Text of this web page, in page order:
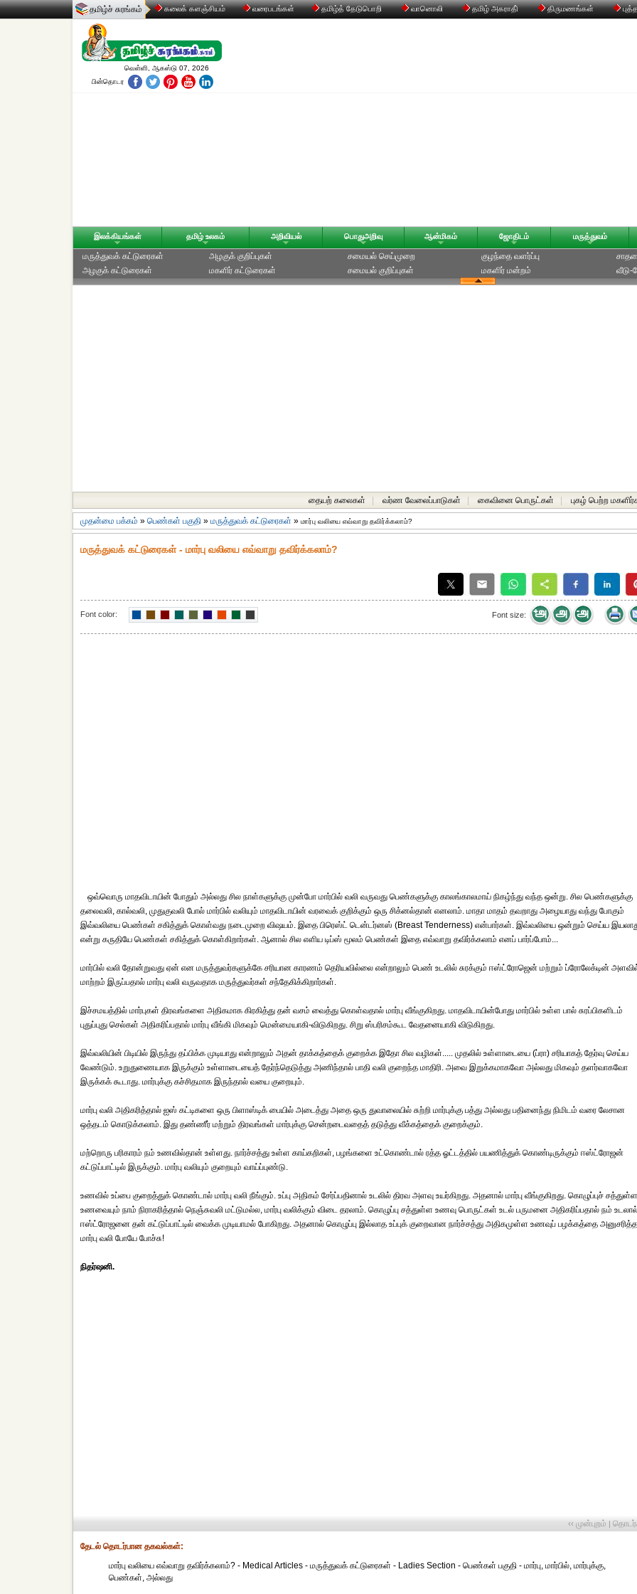
தமிழ்ச் சுரங்கம் கலைக் களஞ்சியம் வரைபடங்கள் தமிழ்த் தேடுபொறி வானொலி தமிழ் அகராதி் திருமணங்கள்
வெள்ளி, ஆகஸ்டு 07, 2026
பின்தொடர
இலக்கியங்கள் தமிழ் உலகம் அறிவியல் பொதுஅறிவு ஆன்மிகம் ஜோதிடம் மருத்துவம்
மருத்துவக் கட்டுரைகள்
அழகுக் கட்டுரைகள்
அழகுக் குறிப்புகள்
மகளிர் கட்டுரைகள்
சமையல் செய்முறை
சமையல் குறிப்புகள்
குழந்தை வளர்ப்பு
மகளிர் மன்றம்
வீடு-
தையற் கலைகள் வர்ண வேலைப்பாடுகள் கைவினை பொருட்கள் புகழ் பெற்ற
முதன்மை பக்கம் » பெண்கள் பகுதி » மருத்துவக் கட்டுரைகள் » மார்பு வலியை எவ்வாறு தவிர்க்கலாம்?
மருத்துவக் கட்டுரைகள் - மார்பு வலியை எவ்வாறு தவிர்க்கலாம்?
Font color: Font size:
ஒவ்வொரு மாதவிடாயின் போதும் அல்லது சில நாள்களுக்கு முன்போ மார்பில் வலி வருவது பெண்களுக்கு காலங்காலமாய் நிகழ்ந்து வந்த ஒன்று. சில பெண்களுக்கு
தலைவலி, கால்வலி, முதுகுவலி போல் மார்பில் வலியும் மாதவிடாயின் வரவைக் குறிக்கும் ஒரு சிக்னல்தான் எனலாம். மாதா மாதம் தவறாது அழையாது வந்து போகும்
இவ்வலியை பெண்கள் சகித்துக் கொள்வது நடைமுறை விஷயம். இதை பிரெஸ்ட் டென்டர்னஸ் (Breast Tenderness) என்பார்கள். இவ்வலியை ஒன்றும் செய்ய
என்று கருதியே பெண்கள் சகித்துக் கொள்கிறார்கள். ஆனால் சில எளிய டிப்ஸ் மூலம் பெண்கள் இதை எவ்வாறு தவிர்க்கலாம் எனப் பார்ப்போம்...
மார்பில் வலி தோன்றுவது ஏன் என மருத்துவர்களுக்கே சரியான காரணம் தெரியவில்லை என்றாலும் பெண் உடலில் சுரக்கும் ஈஸ்ட்ரோஜென் மற்றும் ப்ரோலேக்டின்
மாற்றம் இருப்பதால் மார்பு வலி வருவதாக மருத்துவர்கள் சந்தேகிக்கிறார்கள்.
இச்சமயத்தில் மார்புகள் திரவங்களை அதிகமாக கிரகித்து தன் வசம் வைத்து கொள்வதால் மார்பு வீங்குகிறது. மாதவிடாயின்போது மார்பில் உள்ள பால் சுரப்பிகளிடம்
புதுப்புது செல்கள் அதிகரிப்பதால் மார்பு வீங்கி மிகவும் மென்மையாகி-விடுகிறது. சிறு ஸ்பரிசம்கூட வேதனையாகி விடுகிறது.
இவ்வலியின் பிடியில் இருந்து தப்பிக்க முடியாது என்றாலும் அதன் தாக்கத்தைக் குறைக்க இதோ சில வழிகள்..... முதலில் உள்ளாடையை (ப்ரா) சரியாகத் தேர்வு செய்ய
வேண்டும். உறுதுணையாக இருக்கும் உள்ளாடையைத் தேர்ந்தெடுத்து அணிந்தால் பாதி வலி குறைந்த மாதிரி. அவை இறுக்கமாகவோ அல்லது மிகவும் தளர்வாகவோ
இருக்கக் கூடாது. மார்புக்கு கச்சிதமாக இருந்தால் வயை குறையும்.
மார்பு வலி அதிகரித்தால் ஐஸ் கட்டிகளை ஒரு பிளாஸ்டிக் பையில் அடைத்து அதை ஒரு துவாலையில் சுற்றி மார்புக்கு பத்து அல்லது பதினைந்து நிமிடம் வரை லேசான
ஒத்தடம் கொடுக்கலாம். இது தண்ணீர் மற்றும் திரவங்கள் மார்புக்கு சென்றடைவதைத் தடுத்து வீக்கத்தைக் குறைக்கும்.
மற்றொரு பரிகாரம் நம் உணவில்தான் உள்ளது. நார்ச்சத்து உள்ள காய்கறிகள், பழங்களை உட்கொண்டால் ரத்த ஓட்டத்தில் பயணித்துக் கொண்டிருக்கும் ஈஸ்ட்ரோஜன்
கட்டுப்பாட்டில் இருக்கும். மார்பு வலியும் குறையும் வாய்ப்புண்டு.
உணவில் உப்பை குறைத்துக் கொண்டால் மார்பு வலி நீங்கும். உப்பு அதிகம் சேர்ப்பதினால் உடலில் திரவ அளவு உயர்கிறது. அதனால் மார்பு வீங்குகிறது. கொழுப்புச் சத்துள்ள
உணவையும் நாம் நிராகரித்தால் நெஞ்சுவலி மட்டுமல்ல, மார்பு வலிக்கும் விடை தரலாம். கொழுப்பு சத்துள்ள உணவு பொருட்கள் உடல் பருமனை அதிகரிப்பதால் நம்
ஈஸ்ட்ரோஜனை தன் கட்டுப்பாட்டில் வைக்க முடியாமல் போகிறது. அதனால் கொழுப்பு இல்லாத உப்புக் குறைவான நார்ச்சத்து அதிகமுள்ள உணவுப் பழக்கத்தை
மார்பு வலி போயே போச்சு!
நிதர்ஷனி.
‹‹ முன்புறம் |
தேட‌ல் தொட‌ர்பான தகவ‌ல்க‌ள்:
மார்பு வலியை எவ்வாறு தவிர்க்கலாம்? - Medical Articles - மருத்துவக் கட்டுரைகள் - Ladies Section - பெண்கள் பகுதி - மார்பு, மார்பில், மார்புக்கு,
பெண்கள், அல்லது